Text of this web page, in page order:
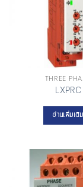
THREE
LXPRC
อ่านเพิ่มเติม